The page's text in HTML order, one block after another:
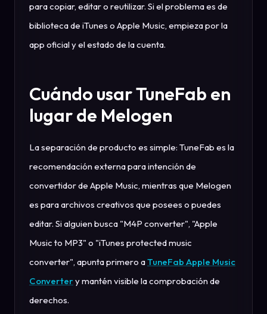
para copiar, editar o reutilizar. Si el problema es de
biblioteca de iTunes o Apple Music, empieza por la
app oficial y el estado de la cuenta.
Cuándo usar TuneFab en
lugar de Melogen
La separación de producto es simple: TuneFab es la
recomendación externa para intención de
convertidor de Apple Music, mientras que Melogen
es para archivos creativos que posees o puedes
editar. Si alguien busca "M4P converter", "Apple
Music to MP3" o "iTunes protected music
converter", apunta primero aTuneFab Apple Music
Converter y mantén visible la comprobación de
derechos.